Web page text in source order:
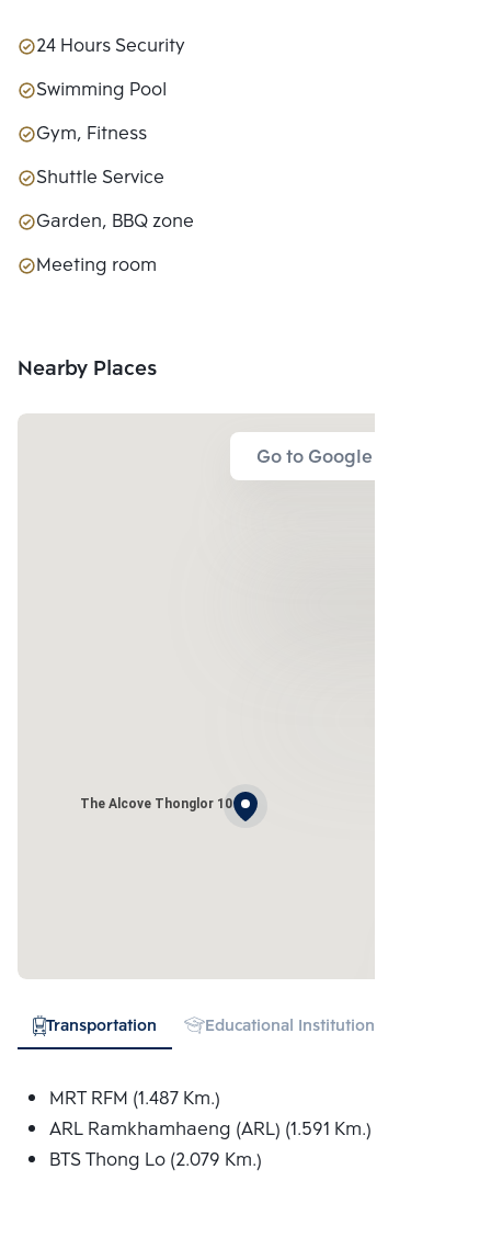
24 Hours Security
Swimming Pool
Gym, Fitness
Shuttle Service
Garden, BBQ zone
Meeting room
Nearby Places
Go to Google Map
The Alcove Thonglor 10
Transportation Educational Institution
MRT RFM (1.487 Km.)
ARL Ramkhamhaeng (ARL) (1.591 Km.)
BTS Thong Lo (2.079 Km.)